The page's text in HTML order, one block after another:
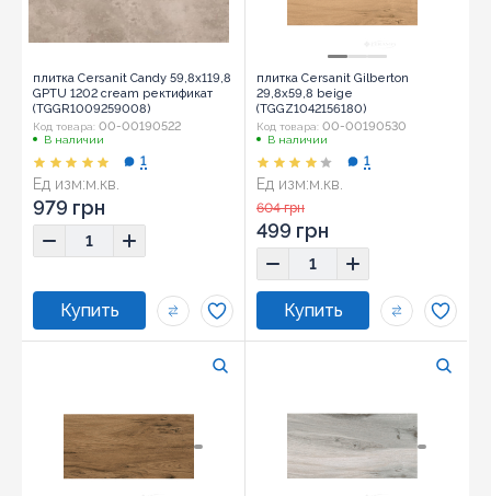
плитка Cersanit Candy 59,8x119,8
GPTU 1202 cream ректификат
(TGGR1009259008)
Код товара: 00-00190522
В наличии
Ед изм:м.кв.
1
979 грн
плитка Cersanit Gilberton
29,8x59,8 beige
(TGGZ1042156180)
Код товара: 00-00190530
В наличии
Ед изм:м.кв.
Размер:
1
604 грн
499 грн